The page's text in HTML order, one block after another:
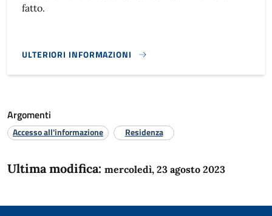
fatto.
ULTERIORI INFORMAZIONI
CONVIVENZA DI FATTO}
Argomenti
Accesso all'informazione Residenza
Ultima modifica: mercoledì, 23 agosto 2023